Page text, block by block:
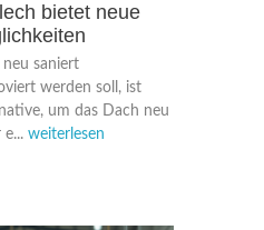
bietet neue
saniert
werden soll, ist
um das Dach neu
weiterlesen